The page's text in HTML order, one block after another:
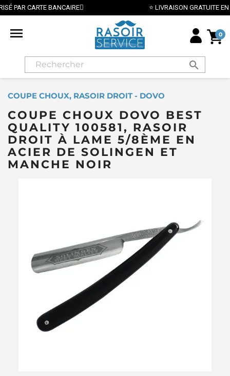
⭐ LIVRAISON GRATUITE EN FRANCE MÉTROPOLITAINE DÈS 70€ ⭐
 0
search
COUPE CHOUX, RASOIR DROIT - DOVO
COUPE CHOUX DOVO BEST
QUALITY 100581, RASOIR
DROIT À LAME 5/8ÈME EN
ACIER DE SOLINGEN ET
MANCHE NOIR